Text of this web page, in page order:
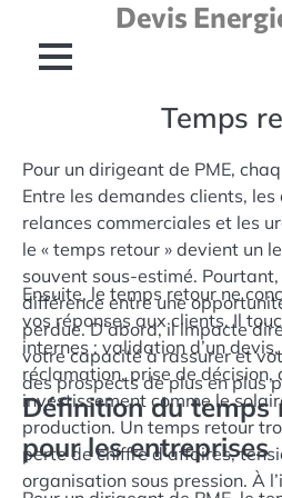
content
Devis
Temps
Pour un dirigeant de PME,
Entre les demandes clients,
relances commerciales et les
le « temps retour » devient un
souvent sous-estimé.
différence entre une
perdue. D’abord, il impacte
votre capacité à rassurer et
des prospects de plus en plus
Ensuite, le temps retour ne
vos réponses aux clients. Il
internes : validation d’un
réclamation, prise de décision,
investissement comme le
production. Un temps retour
perte de chiffre d’affaires,
organisation sous pression. À
Définition du temps
pour les entreprises